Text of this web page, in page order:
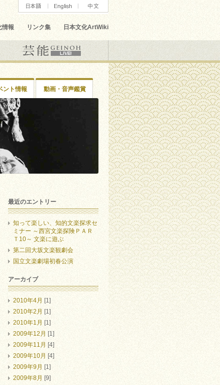
情報 リンク集 日本文化ArtWiki
ント情報 動画・音声鑑賞
最近のエントリー
知って楽しい、知的文楽探求セ
ミナー ～西宮文楽探険ＰＡＲ
Ｔ10～ 文楽に遊ぶ
第二回大坂文楽観劇会
国立文楽劇場初春公演
アーカイブ
2010年4月 [1]
2010年2月 [1]
2010年1月 [1]
2009年12月 [1]
2009年11月 [4]
2009年10月 [4]
2009年9月 [1]
2009年8月 [9]